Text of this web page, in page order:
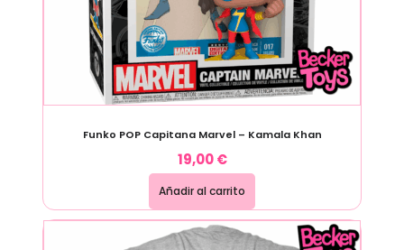
Funko POP Capitana Marvel – Kamala Khan
19,00€
Añadir al carrito